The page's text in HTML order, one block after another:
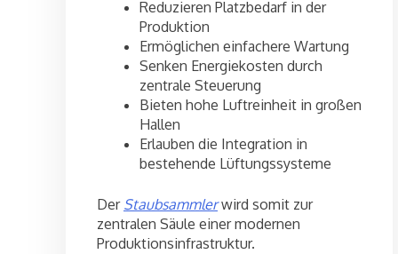
Reduzieren Platzbedarf in der
Produktion
Ermöglichen einfachere Wartung
Senken Energiekosten durch
zentrale Steuerung
Bieten hohe Luftreinheit in großen
Hallen
Erlauben die Integration in
bestehende Lüftungssysteme
Der Staubsammlerwird somit zur
zentralen Säule einer modernen
Produktionsinfrastruktur.